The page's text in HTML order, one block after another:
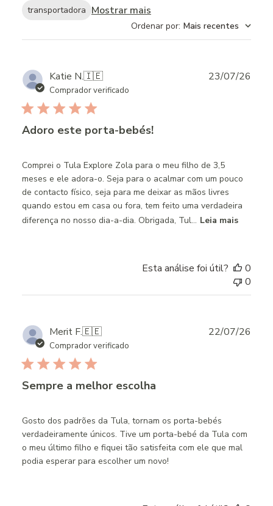
transportadora Mostrar mais
Ordenar por: Mais recentes
Katie N.🇮🇪
Comprador verificado
Adoro este porta-bebés!
Comprei o Tula Explore Zola para o meu filho de 3,5
meses e ele adora-o. Seja para o acalmar com um pouco
de contacto físico, seja para me deixar as mãos livres
quando estou em casa ou fora, tem feito uma verdadeira
diferença no nosso dia-a-dia. Obrigada, Tul... Leia mais
23/07/26
Esta análise foi útil?
0
0
Merit F.🇪🇪
Comprador verificado
Sempre a melhor escolha
Gosto dos padrões da Tula, tornam os porta-bebés
verdadeiramente únicos. Tive um porta-bebé da Tula com
o meu último filho e fiquei tão satisfeita com ele que mal
podia esperar para escolher um novo!
22/07/26